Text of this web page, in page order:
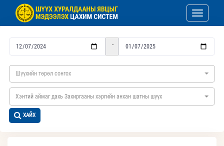
Toggle
-
Шүүхийн төрөл сонгох
Хэнтий аймаг дахь Захиргааны хэргийн анхан шатны шүүх
ХАЙХ